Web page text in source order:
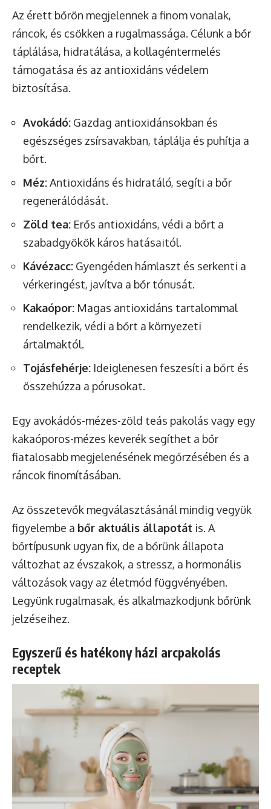
Az érett bőrön megjelennek a finom vonalak,
ráncok, és csökken a rugalmassága. Célunk a bőr
táplálása, hidratálása, a kollagéntermelés
támogatása és az antioxidáns védelem
biztosítása.
Avokádó: Gazdag antioxidánsokban és
egészséges zsírsavakban, táplálja és puhítja a
bőrt.
Méz:Antioxidáns és hidratáló, segíti a bőr
regenerálódását.
Zöld tea: Erős antioxidáns, védi a bőrt a
szabadgyökök káros hatásaitól.
Kávézacc: Gyengéden hámlaszt és serkenti a
vérkeringést, javítva a bőr tónusát.
Kakaópor: Magas antioxidáns tartalommal
rendelkezik, védi a bőrt a környezeti
ártalmaktól.
Tojásfehérje: Ideiglenesen feszesíti a bőrt és
összehúzza a pórusokat.
Egy avokádós-mézes-zöld teás pakolás vagy egy
kakaóporos-mézes keverék segíthet a bőr
fiatalosabb megjelenésének megőrzésében és a
ráncok finomításában.
Az összetevők megválasztásánál mindig vegyük
figyelembe a bőr aktuális állapotát is. A
bőrtípusunk ugyan fix, de a bőrünk állapota
változhat az évszakok, a stressz, a hormonális
változások vagy az életmód függvényében.
Legyünk rugalmasak, és alkalmazkodjunk bőrünk
jelzéseihez.
Egyszerű és hatékony házi arcpakolás
receptek